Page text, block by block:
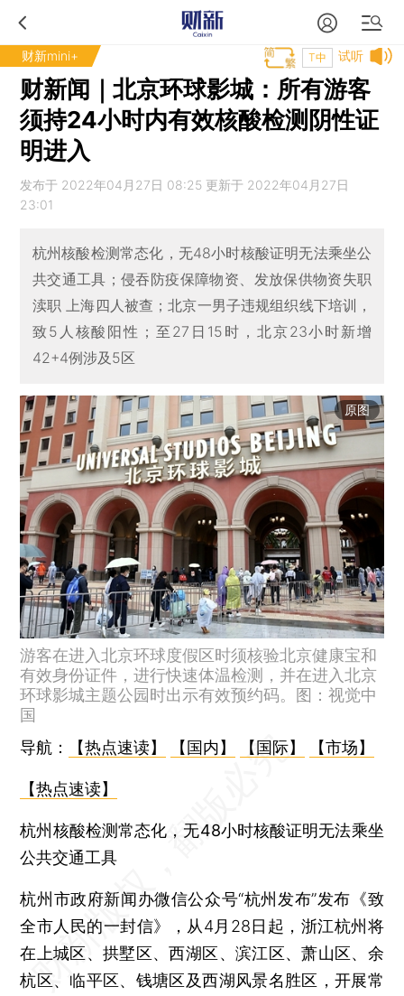
财新mini+ 试听
T中
财新闻｜北京环球影城：所有游客
须持24小时内有效核酸检测阴性证
明进入
发布于 2022年04月27日 08:25 更新于 2022年04月27日
23:01
杭州核酸检测常态化，无48小时核酸证明无法乘坐公
共交通工具；侵吞防疫保障物资、发放保供物资失职
渎职 上海四人被查；北京一男子违规组织线下培训，
致5人核酸阳性；至27日15时，北京23小时新增
42+4例涉及5区
原图
游客在进入北京环球度假区时须核验北京健康宝和
有效身份证件，进行快速体温检测，并在进入北京
环球影城主题公园时出示有效预约码。图：视觉中
国
导航：
【热点速读】 【国内】 【国际】 【市场】
【热点速读】
杭州核酸检测常态化，无48小时核酸证明无法乘坐
公共交通工具
杭州市政府新闻办微信公众号“杭州发布”发布《致
全市人民的一封信》，从4月28日起，浙江杭州将
在上城区、拱墅区、西湖区、滨江区、萧山区、余
杭区、临平区、钱塘区及西湖风景名胜区，开展常